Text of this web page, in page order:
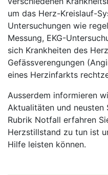
um das Herz-Kreislauf-
Untersuchungen wie
Messung, EKG-
sich Krankheiten des
Gefässverengungen
eines Herzinfarkts
Ausserdem informieren
Aktualitäten und neusten
Rubrik Notfall erfahren
Herzstillstand zu tun ist
Hilfe leisten können.